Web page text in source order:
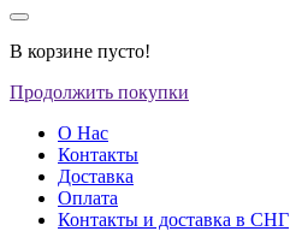
В корзине пусто!
Продолжить покупки
О Нас
Контакты
Доставка
Оплата
Контакты и доставка в СНГ